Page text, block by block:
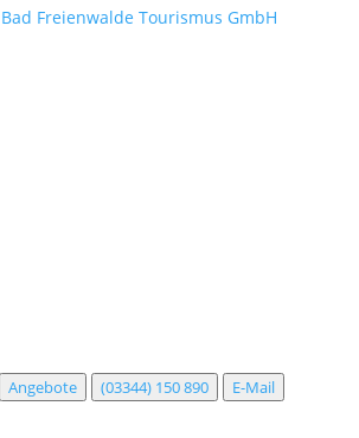
Angebote (03344) 150 890 E-Mail